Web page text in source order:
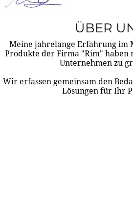
ÜBER
Meine jahrelange Erfahrung im
Produkte der Firma "Rim" haben
Unternehmen zu
Wir erfassen gemeinsam den
Lösungen für Ihr